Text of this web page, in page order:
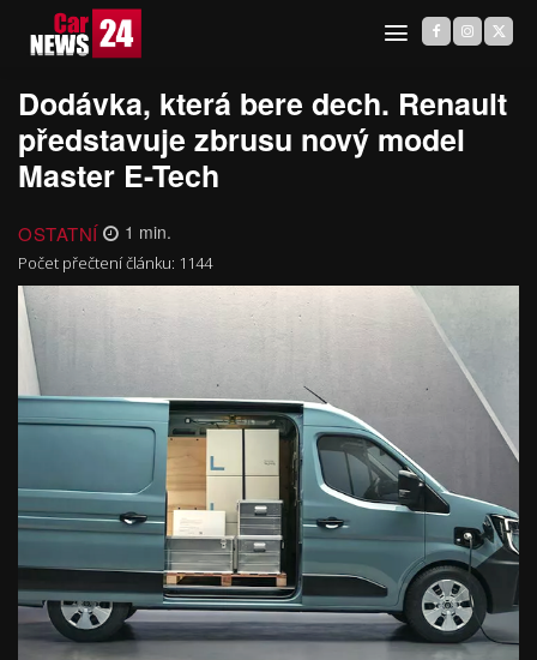
Dodávka, která bere dech. Renault
představuje zbrusu nový model
Master E-Tech
OSTATNÍ 1 min.
Počet přečtení článku: 1144